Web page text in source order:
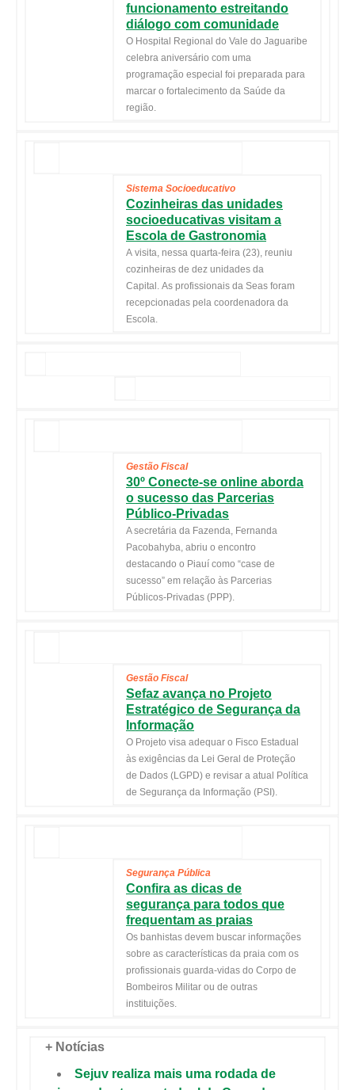
funcionamento estreitando
diálogo com comunidade
O Hospital Regional do Vale do Jaguaribe
celebra aniversário com uma
programação especial foi preparada para
marcar o fortalecimento da Saúde da
região.
Sistema Socioeducativo
Cozinheiras das unidades
socioeducativas visitam a
Escola de Gastronomia
A visita, nessa quarta-feira (23), reuniu
cozinheiras de dez unidades da
Capital. As profissionais da Seas foram
recepcionadas pela coordenadora da
Escola.
Gestão Fiscal
30º Conecte-se online aborda
o sucesso das Parcerias
Público-Privadas
A secretária da Fazenda, Fernanda
Pacobahyba, abriu o encontro
destacando o Piauí como “case de
sucesso” em relação às Parcerias
Públicos-Privadas (PPP).
Gestão Fiscal
Sefaz avança no Projeto
Estratégico de Segurança da
Informação
O Projeto visa adequar o Fisco Estadual
às exigências da Lei Geral de Proteção
de Dados (LGPD) e revisar a atual Política
de Segurança da Informação (PSI).
Segurança Pública
Confira as dicas de
segurança para todos que
frequentam as praias
Os banhistas devem buscar informações
sobre as características da praia com os
profissionais guarda-vidas do Corpo de
Bombeiros Militar ou de outras
instituições.
+ Notícias
Sejuv realiza mais uma rodada de